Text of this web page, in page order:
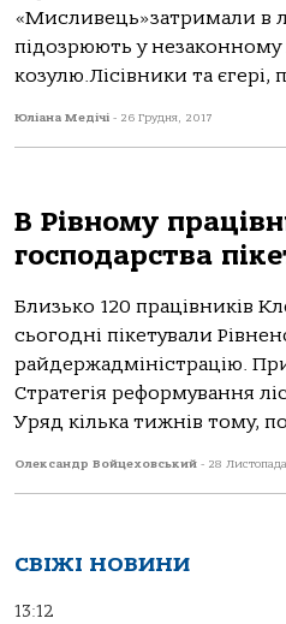
«Мисливець»затримали в
підозрюють у
козулю.Лісівники та
Юліана Медічі - 26 Грудня, 2017
В Рівному
господарства
Близько 120 працівників
сьогодні пікетували
райдержадміністрацію.
Стратегія реформування
Уряд кілька тижнів тому,
Олександр Войцеховський - 28
СВІЖІ НОВИНИ
13:12